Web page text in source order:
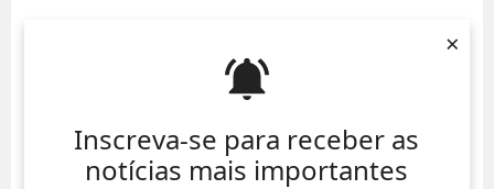
Inscreva-se para receber as
notícias mais importantes
×